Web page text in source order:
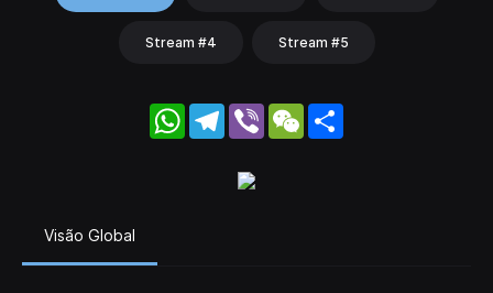
Stream #4 Stream #5
WhatsApp
Telegram
Viber WeChat
Visão Global